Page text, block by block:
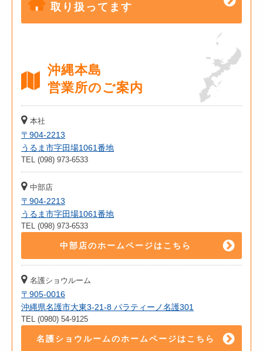
取り扱ってます
沖縄本島
営業所のご案内
本社
〒904-2213
うるま市字田場1061番地
TEL (098) 973-6533
中部店
〒904-2213
うるま市字田場1061番地
TEL (098) 973-6533
中部店のホームページはこちら
名護ショウルーム
〒905-0016
沖縄県名護市大東3-21-8 パラティーノ名護301
TEL (0980) 54-9125
名護ショウルームのホームページはこちら